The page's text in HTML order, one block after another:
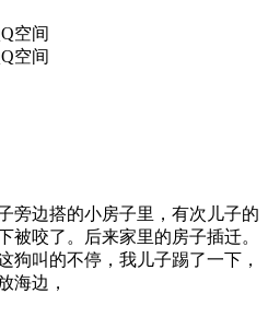
空间
空间
旁边搭的小房子里，有次儿子的
被咬了。后来家里的房子插迁。
狗叫的不停，我儿子踢了一下，
海边，